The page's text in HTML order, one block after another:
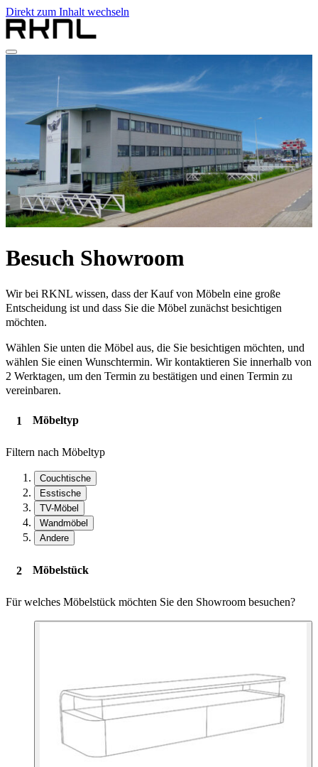
Direkt zum Inhalt wechseln
Produkte
Über RKNL
Kontakt
de
nl
de
fr
en
Besuch Showroom
Wir bei RKNL wissen, dass der Kauf von Möbeln eine große
Entscheidung ist und dass Sie die Möbel zunächst besichtigen
möchten.
Wählen Sie unten die Möbel aus, die Sie besichtigen möchten, und
wählen Sie einen Wunschtermin. Wir kontaktieren Sie innerhalb von
2 Werktagen, um den Termin zu bestätigen und einen Termin zu
vereinbaren.
Möbeltyp
Filtern nach Möbeltyp
Couchtische
Esstische
TV-Möbel
Wandmöbel
Andere
Möbelstück
Für welches Möbelstück möchten Sie den Showroom besuchen?